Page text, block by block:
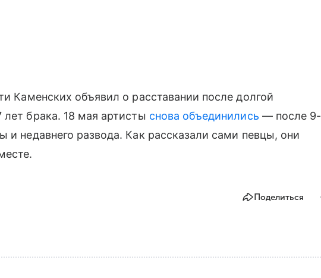
Каменских объявил о расставании после долгой
брака. 18 мая артисты снова объединились — после 9-
и недавнего развода. Как рассказали сами певцы, они
Поделиться